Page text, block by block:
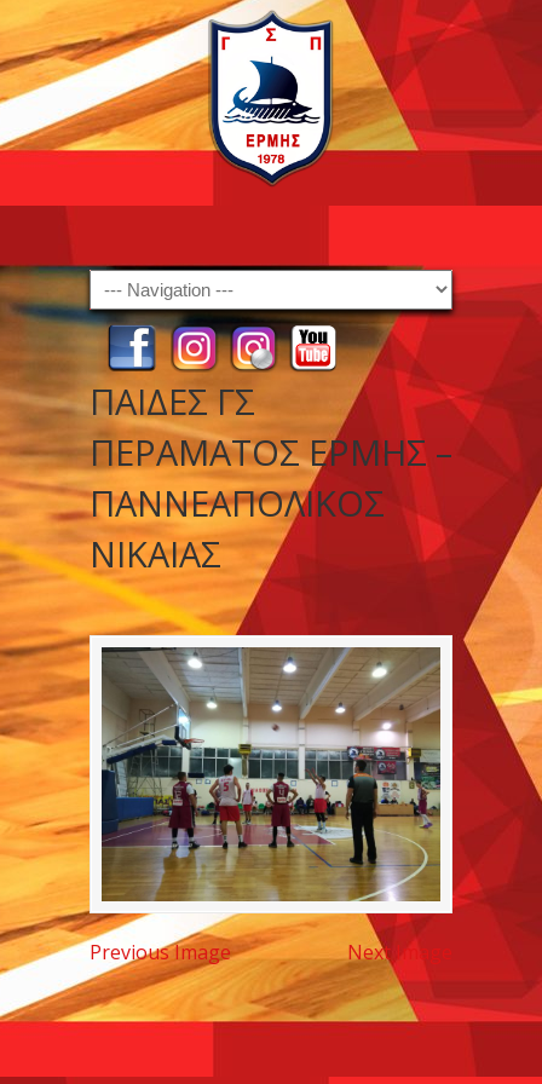
Navigation
ΠΑΙΔΕΣ ΓΣ
ΠΕΡΑΜΑΤΟΣ ΕΡΜΗΣ –
ΠΑΝΝΕΑΠΟΛΙΚΟΣ
ΝΙΚΑΙΑΣ
Previous Image Next Image